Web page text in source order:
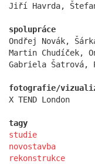
showroom
Jiří Havrda,
spolupráce
Ondřej Novák,
Martin Chudíček,
Gabriela Šatrová,
fotografie/
X TEND London
tagy
studie
novostavba
rekonstrukce